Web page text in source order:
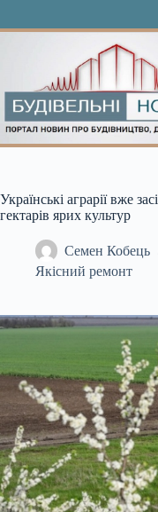
Українські аграрії вже
гектарів ярих культур
Семен Кобець
Якісний ремонт